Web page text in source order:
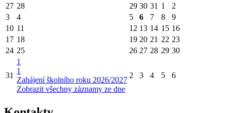
27 28 29 30 31 1
2
3
4 5 6 7 8
9
10 11 12 13 14 15 16
17 18 19 20 21 22 23
24 25 26 27 28 29 30
31
1
1
Zahájení školního roku 2026/2027
Zobrazit všechny záznamy ze dne
2 3 4 5 6